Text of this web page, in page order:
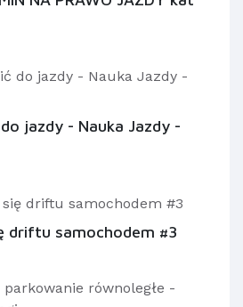
jazdy - Nauka Jazdy -
driftu samochodem #3